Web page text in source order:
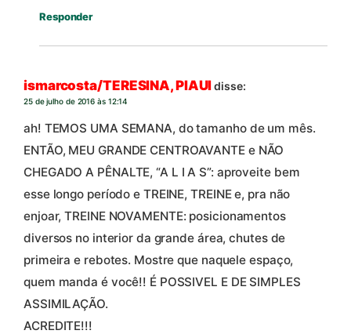
Responder
ismarcosta/TERESINA, PIAUIdisse:
25 de julho de 2016 às 12:14
ah! TEMOS UMA SEMANA, do tamanho de um mês.
ENTÃO, MEU GRANDE CENTROAVANTE e NÃO
CHEGADO A PÊNALTE, “A L I A S”: aproveite bem
esse longo período e TREINE, TREINE e, pra não
enjoar, TREINE NOVAMENTE: posicionamentos
diversos no interior da grande área, chutes de
primeira e rebotes. Mostre que naquele espaço,
quem manda é você!! É POSSIVEL E DE SIMPLES
ASSIMILAÇÃO.
ACREDITE!!!